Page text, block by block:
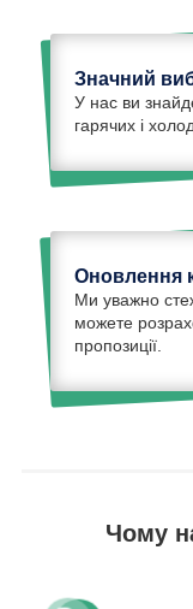
Значний
У нас ви
гарячих і
Оновлення
Ми уважно
можете
пропозиції.
Чому